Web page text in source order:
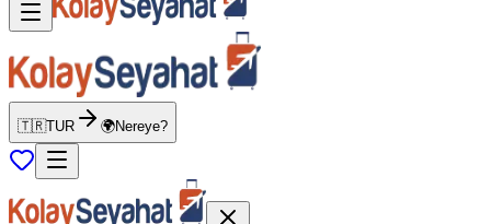
🇹🇷TUR 🌍Nereye?